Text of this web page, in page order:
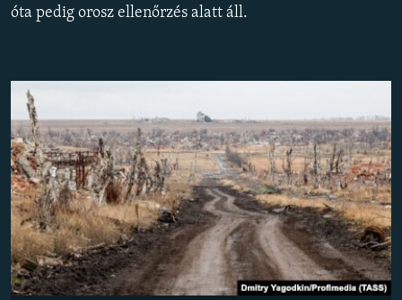
A PÉNZ NYOMÁBAN
VILÁG
KLÍMAVÁLTOZÁS
A MÚLT TANULSÁGAI
KÖVESSEN MINKET!
Valamennyi RFE/RL weboldal
óta pedig orosz ellenőrzés alatt áll.